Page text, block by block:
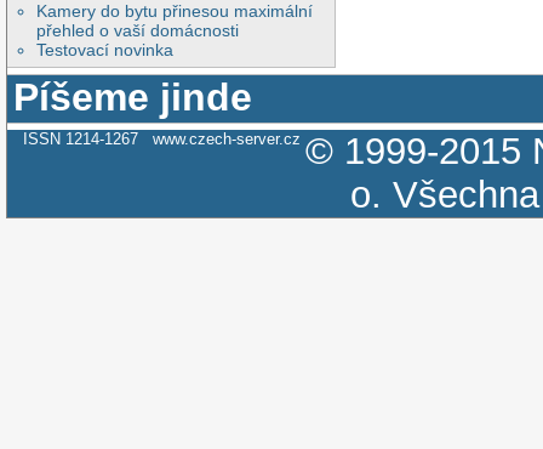
Kamery do bytu přinesou maximální
přehled o vaší domácnosti
Testovací novinka
Píšeme jinde
ISSN 1214-1267 www.czech-server.cz © 1999-2015
o.